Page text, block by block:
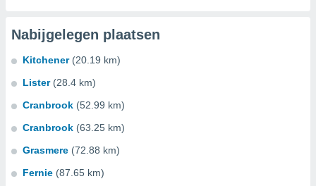
Nabijgelegen plaatsen
Kitchener (20.19 km)
Lister (28.4 km)
Cranbrook (52.99 km)
Cranbrook (63.25 km)
Grasmere (72.88 km)
Fernie (87.65 km)